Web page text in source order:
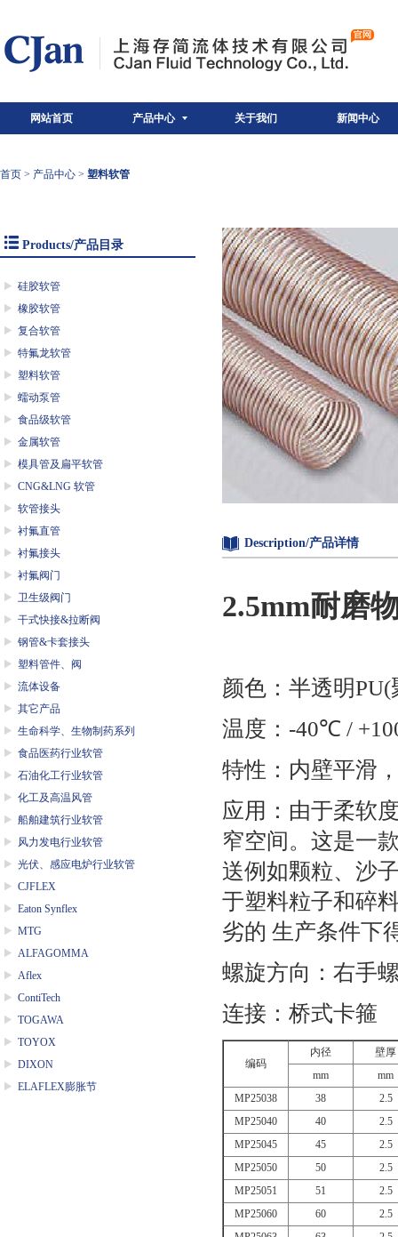
网站首页 产品中心 关于我们 新闻中心
首页 > 产品中心 > 塑料软管
Products/产品目录
硅胶软管
橡胶软管
复合软管
特氟龙软管
塑料软管
蠕动泵管
食品级软管
金属软管
模具管及扁平软管
CNG&LNG 软管
软管接头
衬氟直管
衬氟接头
衬氟阀门
卫生级阀门
干式快接&拉断阀
钢管&卡套接头
塑料管件、阀
流体设备
其它产品
生命科学、生物制药系列
食品医药行业软管
石油化工行业软管
化工及高温风管
船舶建筑行业软管
风力发电行业软管
光伏、感应电炉行业软管
CJFLEX
Eaton Synflex
MTG
ALFAGOMMA
Aflex
ContiTech
TOGAWA
TOYOX
DIXON
ELAFLEX膨胀节
Description/产品详情
2.5mm耐磨
颜色：半透明PU(
温度： -40℃ /
特性：内壁平滑
应用：由于柔软
窄空间。这是一
送例如颗粒、沙
于塑料粒子和碎
劣的 生产条件下
螺旋方向：右手
连接：桥式卡箍
编码
内径
壁厚
mm
mm
MP25038
38
2.5
MP25040
40
2.5
MP25045
45
2.5
MP25050
50
2.5
MP25051
51
2.5
MP25060
60
2.5